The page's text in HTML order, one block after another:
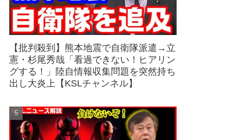
【批判殺到】熊本地震で自衛隊派遣→立
憲・杉尾秀哉「看過できない！ヒアリン
グする！」陸自情報収集問題を突然持ち
出し大炎上【KSLチャンネル】